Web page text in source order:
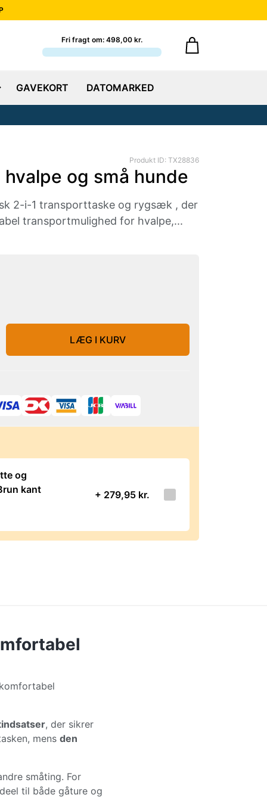
Fri fragt om: 498,00 kr.
GAVEKORT DATOMARKED
Produkt ID: TX28836
og små hunde
2-i-1 transporttaske og rygsæk , der
transportmulighed for hvalpe,...
LÆG I KURV
og
kant
+ 279,95 kr.
, der sikrer
mens den
småting. For
til både gåture og